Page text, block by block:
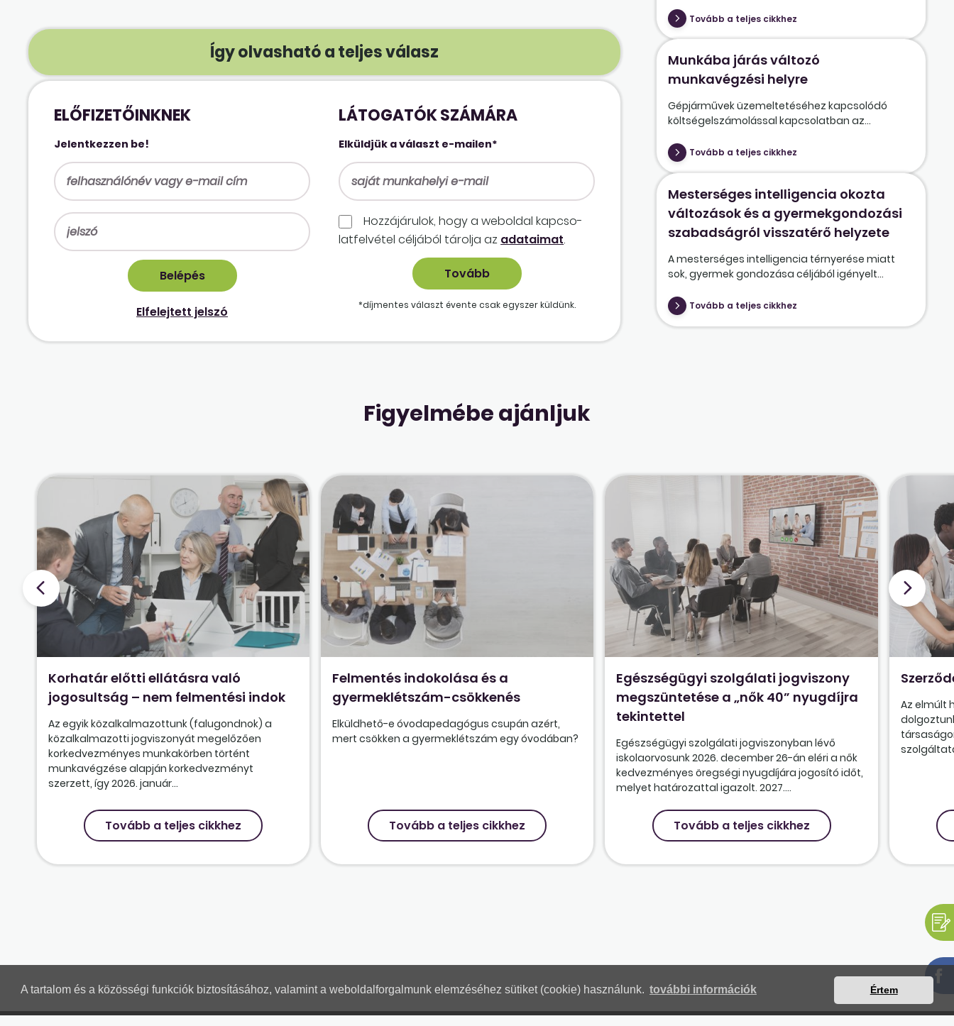
A tartalom és a közösségi funkciók biztosításához, valamint a weboldalforgalmunk elemzéséhez sütiket (cookie) használunk. további információk Értem
Így olvasható a teljes válasz
ELŐFIZETŐINKNEK
Jelentkezzen be!
Elfelejtett jelszó
LÁTOGATÓK SZÁMÁRA
Elküldjük a választ e-mailen*
Hozzájárulok, hogy a weboldal kapcso­
lat­felvétel céljából tárolja az adataimat.
*díjmentes választ évente csak egyszer küldünk.
Tovább a teljes cikkhez
Munkába járás változó
munkavégzési helyre
Gépjárművek üzemeltetéséhez kapcsolódó
költségelszámolással kapcsolatban az...
Tovább a teljes cikkhez
Mesterséges intelligencia okozta
változások és a gyermekgondozási
szabadságról visszatérő helyzete
A mesterséges intelligencia térnyerése miatt
sok, gyermek gondozása céljából igényelt...
Tovább a teljes cikkhez
Figyelmébe ajánljuk
Korhatár előtti ellátásra való
jogosultság – nem felmentési indok
Az egyik közalkalmazottunk (falugondnok) a
közalkalmazotti jogviszonyát megelőzően
korkedvezményes munkakörben történt
munkavégzése alapján korkedvezményt
szerzett, így 2026. január...
Tovább a teljes cikkhez
Felmentés indokolása és a
gyermeklétszám-csökkenés
Elküldhető-e óvodapedagógus csupán azért,
mert csökken a gyermeklétszám egy óvodában?
Tovább a teljes cikkhez
Egészségügyi szolgálati jogviszony
megszüntetése a „nők 40” nyugdíjra
tekintettel
Egészségügyi szolgálati jogviszonyban lévő
iskolaorvosunk 2026. december 26-án eléri a nők
kedvezményes öregségi nyugdíjára jogosító időt,
melyet határozattal igazolt. 2027....
Tovább a teljes cikkhez
Az elmúlt